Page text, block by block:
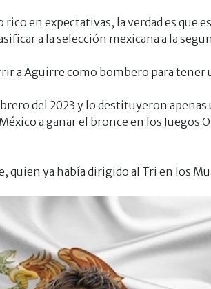
en expectativas, la verdad es que
a la selección mexicana a la
a Aguirre como bombero para tener
del 2023 y lo destituyeron apenas
a ganar el bronce en los Juegos
ya había dirigido al Tri en los